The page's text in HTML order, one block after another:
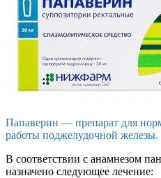
Папаверин — препарат для
работы поджелудочной железы.
В соответствии с анамнезом
назначено следующее лечение: